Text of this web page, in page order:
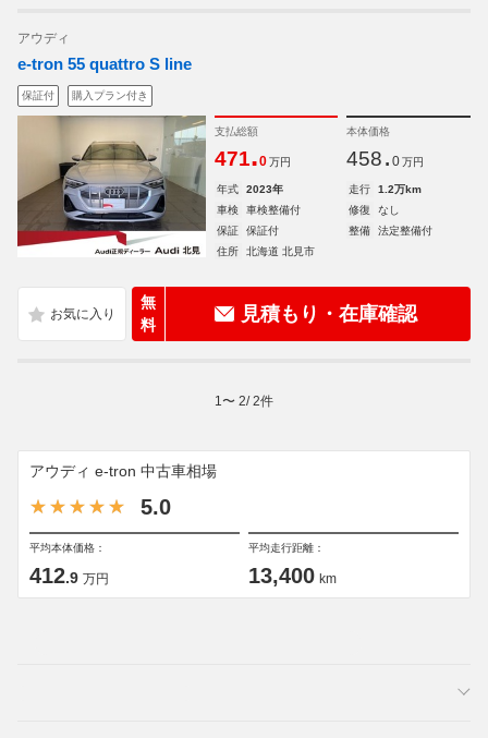
アウディ
e-tron 55 quattro S line
保証付 購入プラン付き
支払総額
471.0 万円
本体価格
458. 0 万円
年式 2023年 走行
1.2万km
車検
車検整備付 修復
なし
保証
保証付 整備
法定整備付
住所
北海道 北見市
無
料
見積もり・在庫確認
1 〜 2/2件
アウディ e-tron 中古車相場
5.0
平均本体価格：
412.9 万円
平均走行距離：
13,400 km